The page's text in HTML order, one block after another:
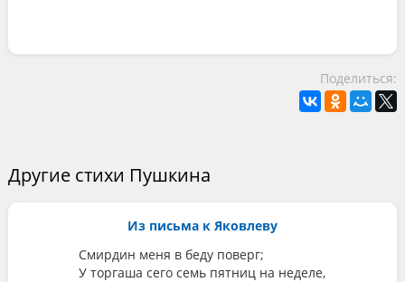
Поделиться:
Другие стихи Пушкина
Из письма к Яковлеву
Смирдин меня в беду поверг;
У торгаша сего семь пятниц на неделе,